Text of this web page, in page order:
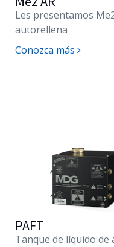
Les presentamos
autorellena
Conozca más
PAFT
Tanque de líquido